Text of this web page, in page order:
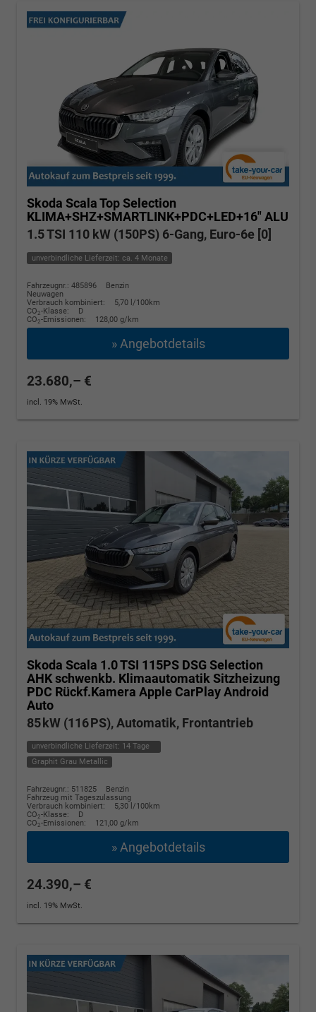
Skoda ScalaTop Selection
KLIMA+SHZ+SMARTLINK+PDC+LED+16" ALU
1.5 TSI 110 kW (150PS) 6-Gang, Euro-6e [0]
unverbindliche Lieferzeit: ca. 4 Monate
Fahrzeugnr.: 485896
Benzin
Neuwagen
Verbrauch kombiniert:
5,70 l/100km
CO2-Klasse:
D
CO2-Emissionen: 128,00 g/km
» Angebotdetails
23.680,– €
incl. 19% MwSt.
Skoda Scala 1.0 TSI 115PS DSG Selection
AHK schwenkb. Klimaautomatik Sitzheizung
PDC Rückf.Kamera Apple CarPlay Android
Auto
85 kW (116 PS), Automatik, Frontantrieb
unverbindliche Lieferzeit: 14 Tage
Graphit Grau Metallic
Fahrzeugnr.: 511825
Benzin
Fahrzeug mit Tageszulassung
Verbrauch kombiniert:
5,30 l/100km
CO2-Klasse:
D
CO2-Emissionen: 121,00 g/km
» Angebotdetails
24.390,– €
incl. 19% MwSt.